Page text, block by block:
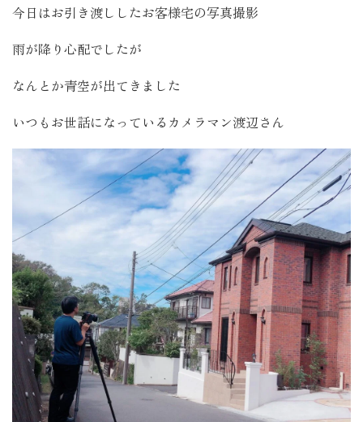
今日はお引き渡ししたお客様宅の写真撮影
雨が降り心配でしたが
なんとか青空が出てきました
いつもお世話になっているカメラマン渡辺さん